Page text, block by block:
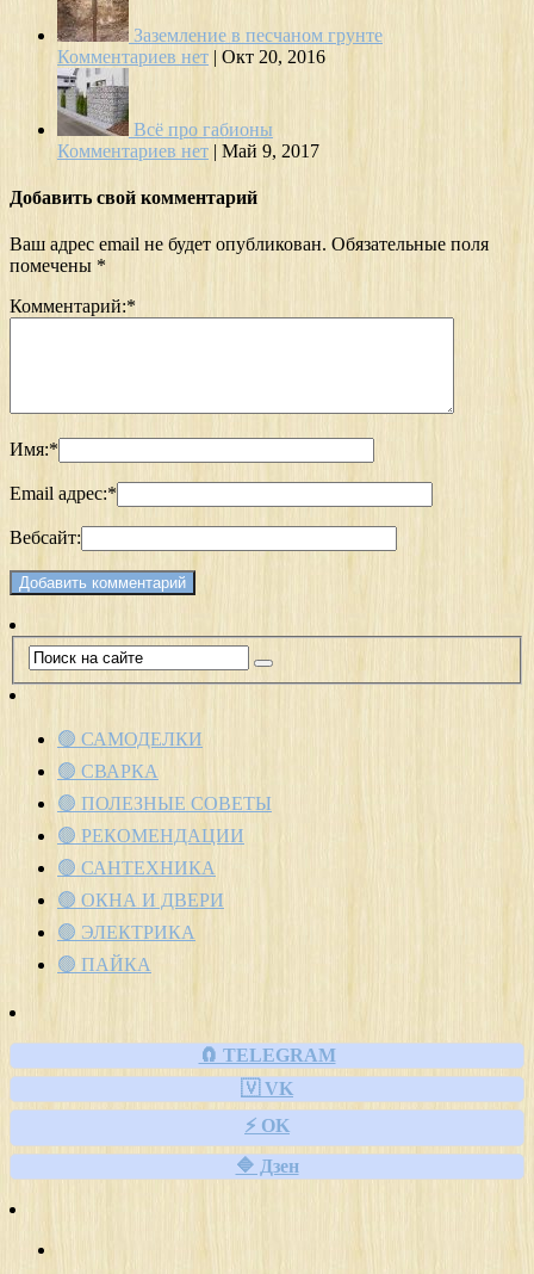
Заземление в песчаном грунте
Комментариев нет | Окт 20, 2016
Всё про габионы
Комментариев нет | Май 9, 2017
Добавить свой комментарий
Ваш адрес email не будет опубликован. Обязательные поля
помечены *
Комментарий:*
Имя:*
Email адрес:*
Вебсайт:
🟢 САМОДЕЛКИ
🟢 СВАРКА
🟢 ПОЛЕЗНЫЕ СОВЕТЫ
🟢 РЕКОМЕНДАЦИИ
🟢 САНТЕХНИКА
🟢 ОКНА И ДВЕРИ
🟢 ЭЛЕКТРИКА
🟢 ПАЙКА
🧲 TELEGRAM
🇻 VK
⚡ OK
🔷 Дзен